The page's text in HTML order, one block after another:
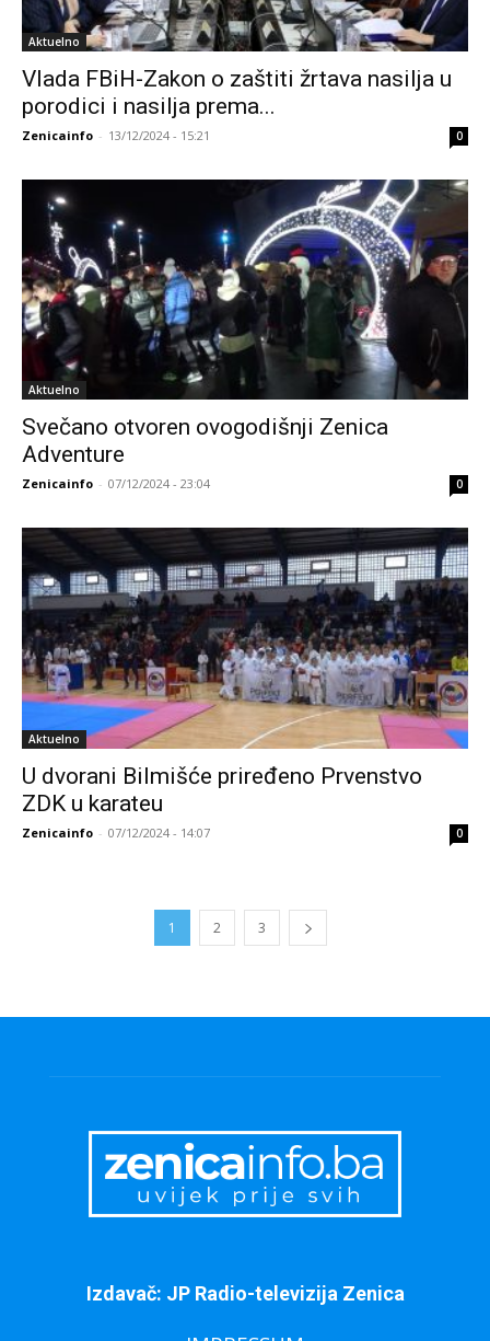
Aktuelno
Vlada FBiH-Zakon o zaštiti žrtava nasilja u
porodici i nasilja prema...
Zenicainfo - 13/12/2024 - 15:21 0
Aktuelno
Svečano otvoren ovogodišnji Zenica
Adventure
Zenicainfo - 07/12/2024 - 23:04 0
Aktuelno
U dvorani Bilmišće priređeno Prvenstvo
ZDK u karateu
Zenicainfo - 07/12/2024 - 14:07 0
1 2 3
Izdavač: JP Radio-televizija Zenica